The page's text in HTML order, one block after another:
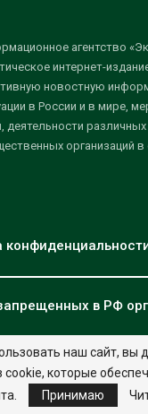
агентство
интернет-
новостную
в России и в мире,
различных
организаций
в РФ
Все права
наш сайт, вы
cookie, которые
Принимаю